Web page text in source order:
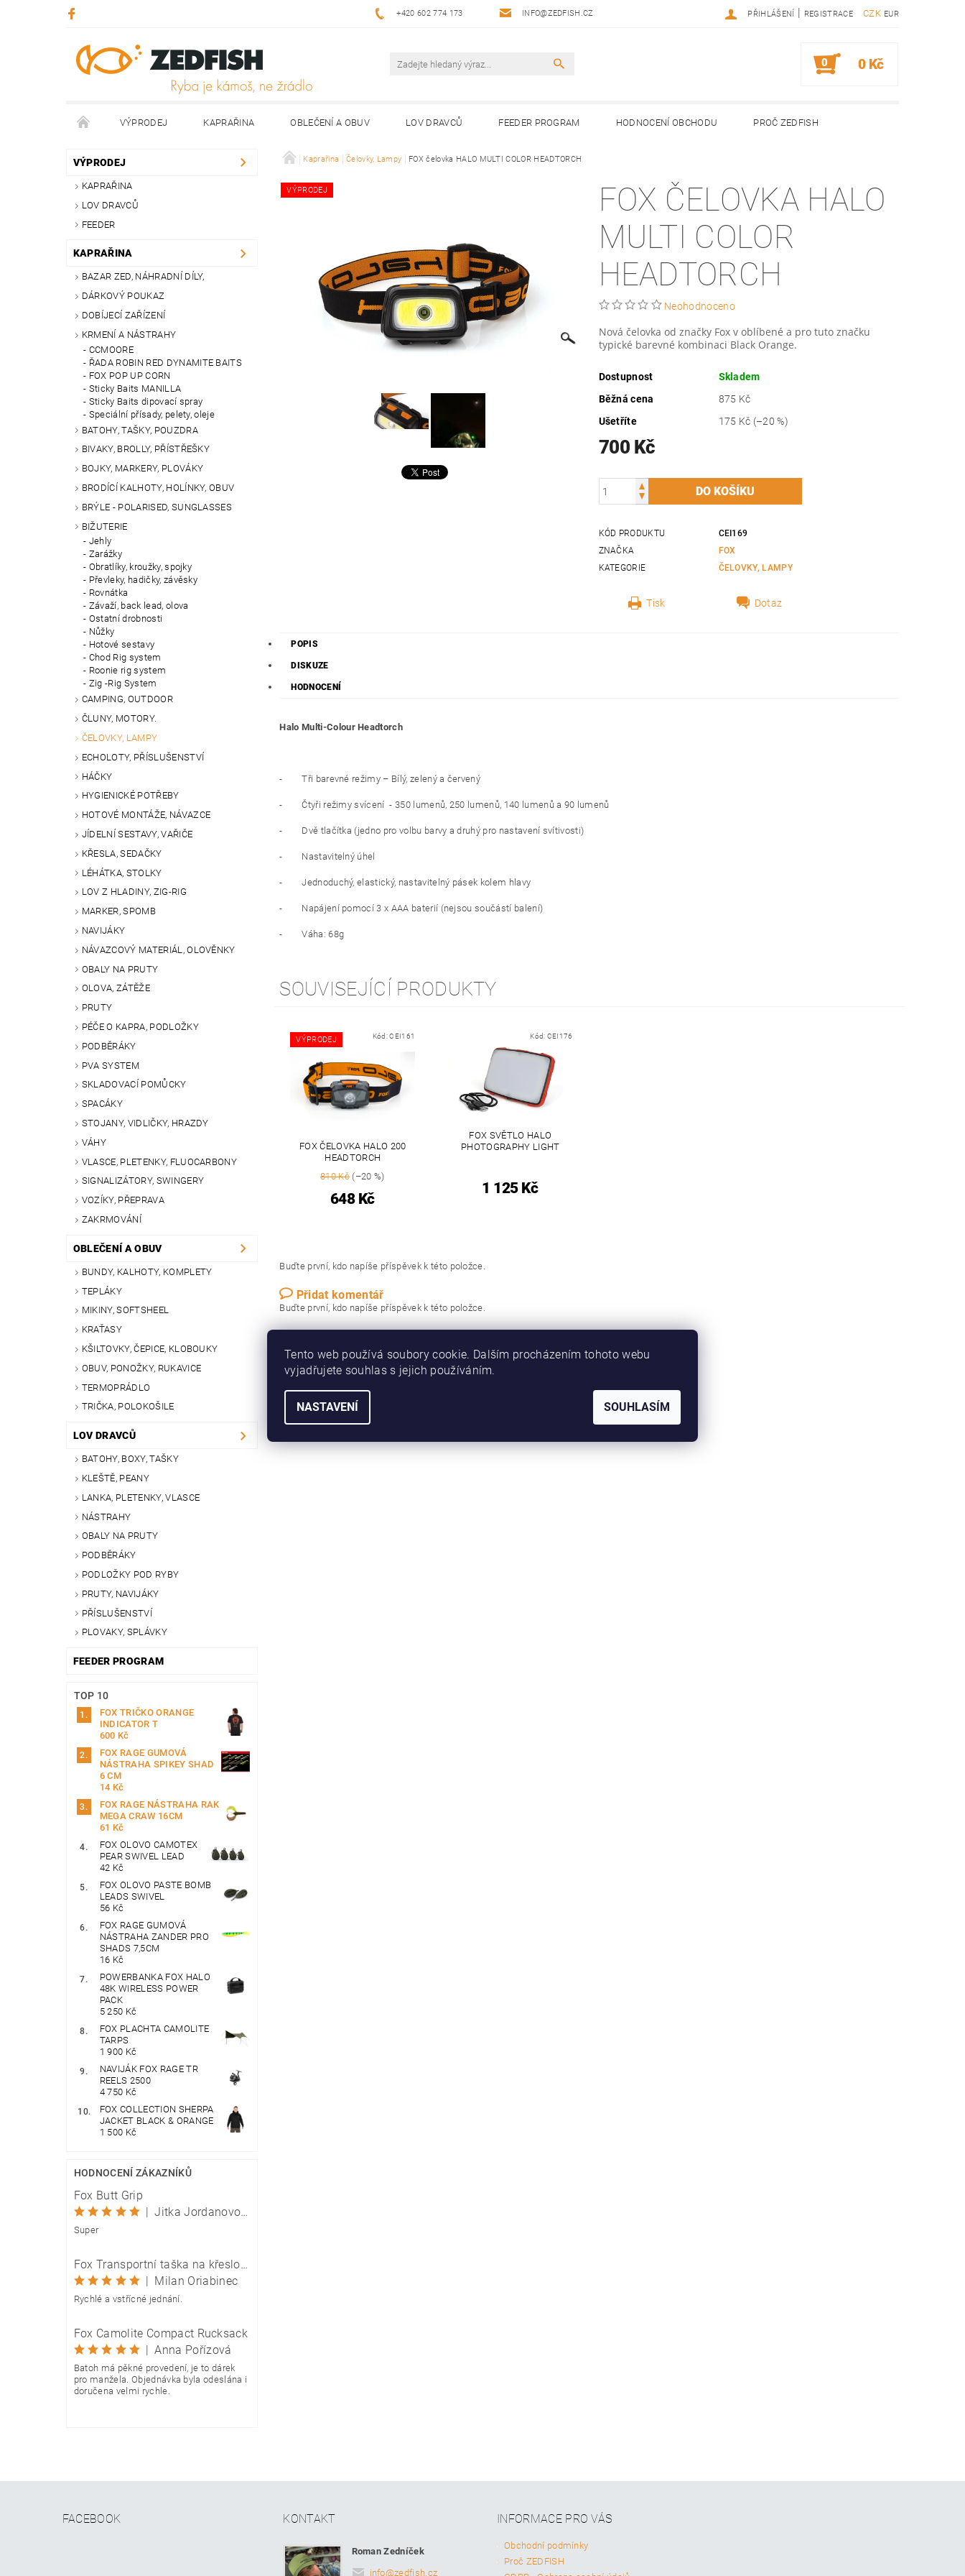
+420 602 774 173 INFO@ZEDFISH.CZ CZK EUR
PŘIHLÁŠENÍ | REGISTRACE
0 0 Kč
VÝPRODEJ KAPRAŘINA OBLEČENÍ A OBUV LOV DRAVCŮ FEEDER PROGRAM HODNOCENÍ OBCHODU PROČ ZEDFISH
KONTAKTY
VÝPRODEJ
KAPRAŘINA
LOV DRAVCŮ
FEEDER
KAPRAŘINA
BAZAR ZED, NÁHRADNÍ DÍLY,
DÁRKOVÝ POUKAZ
DOBÍJECÍ ZAŘÍZENÍ
KRMENÍ A NÁSTRAHY
CCMOORE
ŘADA ROBIN RED DYNAMITE BAITS
FOX POP UP CORN
Sticky Baits MANILLA
Sticky Baits dipovací spray
Speciální přísady, pelety, oleje
BATOHY, TAŠKY, POUZDRA
BIVAKY, BROLLY, PŘÍSTŘEŠKY
BOJKY, MARKERY, PLOVÁKY
BRODÍCÍ KALHOTY, HOLÍNKY, OBUV
BRÝLE - POLARISED, SUNGLASSES
BIŽUTERIE
Jehly
Zarážky
Obratlíky, kroužky, spojky
Převleky, hadičky, závěsky
Rovnátka
Závaží, back lead, olova
Ostatní drobnosti
Nůžky
Hotové sestavy
Chod Rig system
Roonie rig system
Zig -Rig System
CAMPING, OUTDOOR
ČLUNY, MOTORY.
ČELOVKY, LAMPY
ECHOLOTY, PŘÍSLUŠENSTVÍ
HÁČKY
HYGIENICKÉ POTŘEBY
HOTOVÉ MONTÁŽE, NÁVAZCE
JÍDELNÍ SESTAVY, VAŘIČE
KŘESLA, SEDAČKY
LÉHÁTKA, STOLKY
LOV Z HLADINY, ZIG-RIG
MARKER, SPOMB
NAVIJÁKY
NÁVAZCOVÝ MATERIÁL, OLOVĚNKY
OBALY NA PRUTY
OLOVA, ZÁTĚŽE
PRUTY
PÉČE O KAPRA, PODLOŽKY
PODBĚRÁKY
PVA SYSTEM
SKLADOVACÍ POMŮCKY
SPACÁKY
STOJANY, VIDLIČKY, HRAZDY
VÁHY
VLASCE, PLETENKY, FLUOCARBONY
SIGNALIZÁTORY, SWINGERY
VOZÍKY, PŘEPRAVA
ZAKRMOVÁNÍ
OBLEČENÍ A OBUV
BUNDY, KALHOTY, KOMPLETY
TEPLÁKY
MIKINY, SOFTSHEEL
KRAŤASY
KŠILTOVKY, ČEPICE, KLOBOUKY
OBUV, PONOŽKY, RUKAVICE
TERMOPRÁDLO
TRIČKA, POLOKOŠILE
LOV DRAVCŮ
BATOHY, BOXY, TAŠKY
KLEŠTĚ, PEANY
LANKA, PLETENKY, VLASCE
NÁSTRAHY
OBALY NA PRUTY
PODBĚRÁKY
PODLOŽKY POD RYBY
PRUTY, NAVIJÁKY
PŘÍSLUŠENSTVÍ
PLOVAKY, SPLÁVKY
FEEDER PROGRAM
TOP 10
FOX TRIČKO ORANGE
INDICATOR T
600 Kč
FOX RAGE GUMOVÁ
NÁSTRAHA SPIKEY SHAD
6 CM
14 Kč
FOX RAGE NÁSTRAHA RAK
MEGA CRAW 16CM
61 Kč
FOX OLOVO CAMOTEX
PEAR SWIVEL LEAD
42 Kč
FOX OLOVO PASTE BOMB
LEADS SWIVEL
56 Kč
FOX RAGE GUMOVÁ
NÁSTRAHA ZANDER PRO
SHADS 7,5CM
16 Kč
POWERBANKA FOX HALO
48K WIRELESS POWER
PACK
5 250 Kč
FOX PLACHTA CAMOLITE
TARPS
1 900 Kč
NAVIJÁK FOX RAGE TR
REELS 2500
4 750 Kč
FOX COLLECTION SHERPA
JACKET BLACK & ORANGE
1 500 Kč
HODNOCENÍ ZÁKAZNÍKŮ
Fox Butt Grip
|
Jitka Jordanovová
Super
Fox Transportní taška na křeslo Camolite Chair Bag
| Milan Oriabinec
Rychlé a vstřícné jednání.
Fox Camolite Compact Rucksack
| Anna Pořízová
Batoh má pěkné provedení, je to dárek
pro manžela. Objednávka byla odeslána i
doručena velmi rychle.
Kaprařina Čelovky, Lampy FOX čelovka HALO MULTI COLOR HEADTORCH
VÝPRODEJ
FOX ČELOVKA HALO
MULTI COLOR
HEADTORCH
Neohodnoceno
Nová čelovka od značky Fox v oblíbené a pro tuto značku
typické barevné kombinaci Black Orange.
Dostupnost
Skladem
Běžná cena
875 Kč
Ušetříte
175 Kč (–20 %)
700 Kč
KÓD PRODUKTU
CEI169
ZNAČKA
FOX
KATEGORIE
ČELOVKY, LAMPY
Tisk Dotaz
POPIS
DISKUZE
HODNOCENÍ
Halo Multi-Colour Headtorch
- Tři barevné režimy – Bílý, zelený a červený
- Čtyři režimy svícení - 350 lumenů, 250 lumenů, 140 lumenů a 90 lumenů
- Dvě tlačítka (jedno pro volbu barvy a druhý pro nastavení svítivosti)
- Nastavitelný úhel
- Jednoduchý, elastický, nastavitelný pásek kolem hlavy
- Napájení pomocí 3 x AAA baterií (nejsou součástí balení)
- Váha: 68g
SOUVISEJÍCÍ PRODUKTY
VÝPRODEJ Kód:CEI161
FOX ČELOVKA HALO 200
HEADTORCH
810 Kč (–20 %)
648 Kč
Kód: CEI176
FOX SVĚTLO HALO
PHOTOGRAPHY LIGHT
1 125 Kč
Buďte první, kdo napíše příspěvek k této položce.
Přidat komentář
Buďte první, kdo napíše příspěvek k této položce.
FACEBOOK KONTAKT
Roman Zedníček
info@zedfish.cz
INFORMACE PRO VÁS
Obchodní podmínky
Proč ZEDFISH
Tento web používá soubory cookie. Dalším procházením tohoto webu
vyjadřujete souhlas s jejich používáním.
NASTAVENÍ SOUHLASÍM